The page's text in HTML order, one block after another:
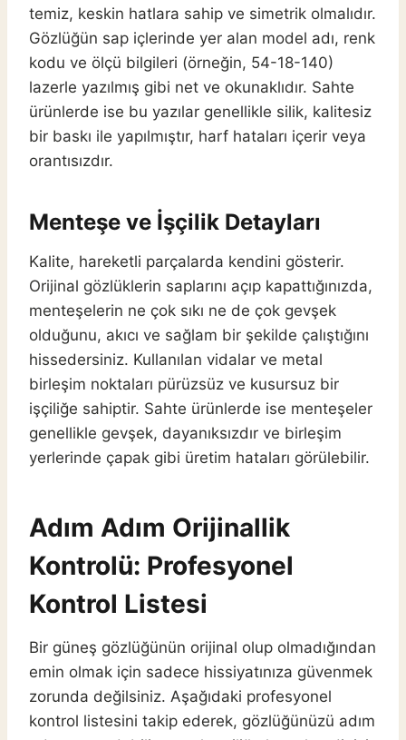
temiz, keskin hatlara sahip ve simetrik olmalıdır.
Gözlüğün sap içlerinde yer alan model adı, renk
kodu ve ölçü bilgileri (örneğin, 54-18-140)
lazerle yazılmış gibi net ve okunaklıdır. Sahte
ürünlerde ise bu yazılar genellikle silik, kalitesiz
bir baskı ile yapılmıştır, harf hataları içerir veya
orantısızdır.
Menteşe ve İşçilik Detayları
Kalite, hareketli parçalarda kendini gösterir.
Orijinal gözlüklerin saplarını açıp kapattığınızda,
menteşelerin ne çok sıkı ne de çok gevşek
olduğunu, akıcı ve sağlam bir şekilde çalıştığını
hissedersiniz. Kullanılan vidalar ve metal
birleşim noktaları pürüzsüz ve kusursuz bir
işçiliğe sahiptir. Sahte ürünlerde ise menteşeler
genellikle gevşek, dayanıksızdır ve birleşim
yerlerinde çapak gibi üretim hataları görülebilir.
Adım Adım Orijinallik
Kontrolü: Profesyonel
Kontrol Listesi
Bir güneş gözlüğünün orijinal olup olmadığından
emin olmak için sadece hissiyatınıza güvenmek
zorunda değilsiniz. Aşağıdaki profesyonel
kontrol listesini takip ederek, gözlüğünüzü adım